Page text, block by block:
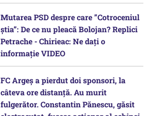
Mutarea PSD despre care ”Cotroceniul
știa”: De ce nu pleacă Bolojan? Replici
Petrache - Chirieac: Ne dați o
informație VIDEO
FC Argeș a pierdut doi sponsori, la
câteva ore distanță. Au murit
fulgerător. Constantin Pănescu, găsit